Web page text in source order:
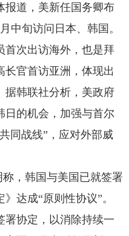
道，美新任国务卿布
中旬访问日本、韩国。
首次出访海外，也是拜
长官首访亚洲，体现出
据韩联社分析，美政府
日的机会，加强与首尔
同战线”，应对外部威
，韩国与美国已就签署
达成“原则性协议”。
署协定，以消除持续一